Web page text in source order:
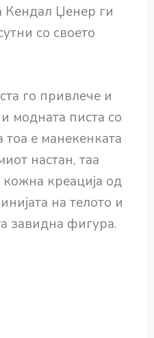
Кендал Џенер ги
со своето
го привлече и
модната писта со
тоа е манекенката
настан, таа
креација од
на телото и
завидна фигура.